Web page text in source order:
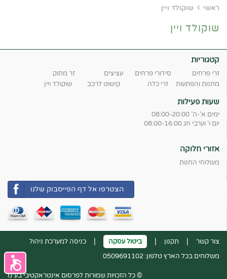
ראשי שוקולד ויין
שוקולד ויין
קטגוריות
זרי פרחים סידורי פרחים עציצים
זר מתוק
מתנות והפתעות
זרי כלה קישוט לרכב שוקולד ויין
שעות פעילות
ימים א'-ה' 08:00-20:00
יום ו' וערבי חג 08:00-16:00
אזורי חלוקה
משלוחי החנות
הצטרפו אל דף הפייסבוק שלנו
צור קשר | תקנון | ביטול עסקה |
כניסה למערכת ניהול
משלוחים בכל הארץ טלפון: 0509691102
© כל הזכויות שמורות לפרסום אינטראקטיבי בע״מ